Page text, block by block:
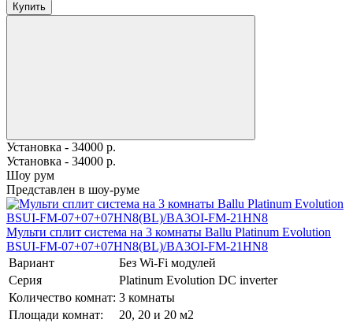
Купить
Установка - 34000 р.
Установка - 34000 р.
Шоу рум
Представлен в шоу-руме
Мульти сплит система на 3 комнаты Ballu Platinum Evolution
BSUI-FM-07+07+07HN8(BL)/BA3OI-FM-21HN8
Вариант
Без Wi-Fi модулей
Серия
Platinum Evolution DC inverter
Количество комнат: 3 комнаты
Площади комнат:
20, 20 и 20 м2